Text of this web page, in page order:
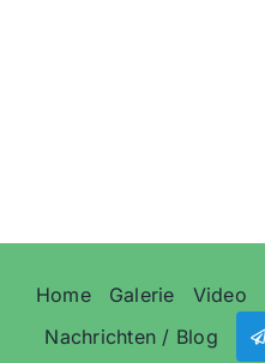
Home Galerie Video
Nachrichten / Blog